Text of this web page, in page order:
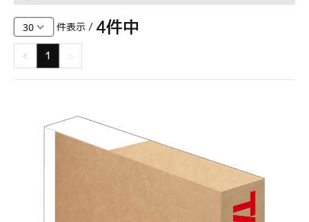
件表示 / 4件中
< 1 >